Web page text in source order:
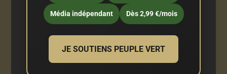
Média indépendant Dès 2,99 €/mois
JE SOUTIENS PEUPLE VERT